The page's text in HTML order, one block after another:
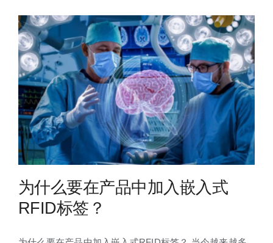
为什么要在产品中加入嵌入式
RFID标签？